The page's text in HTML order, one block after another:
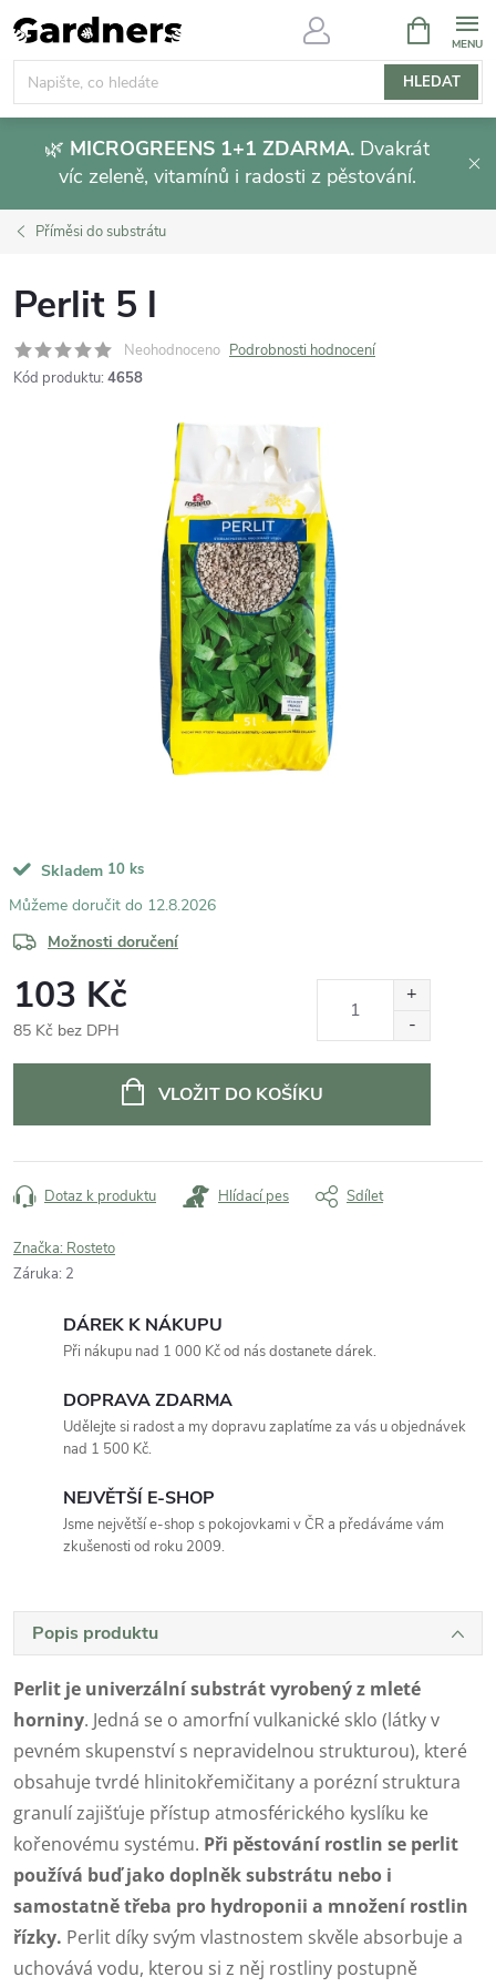
Přejít
na
obsah
HLEDAT
NÁKUPNÍ
KOŠÍK
🌿 MICROGREENS 1+1 ZDARMA. Dvakrát
víc zeleně, vitamínů i radosti z pěstování.
Příměsi do substrátu
Perlit 5 l
Neohodnoceno Podrobnosti hodnocení
Kód produktu: 4658
Skladem 10 ks
12.8.2026
Možnosti doručení
103 Kč
85 Kč bez DPH
VLOŽIT DO KOŠÍKU
Dotaz k produktu Hlídací pes Sdílet
Značka: Rosteto
Záruka: 2
DÁREK K NÁKUPU
Při nákupu nad 1 000 Kč od nás dostanete dárek.
DOPRAVA ZDARMA
Udělejte si radost a my dopravu zaplatíme za vás u objednávek
nad 1 500 Kč.
NEJVĚTŠÍ E-SHOP
Jsme největší e-shop s pokojovkami v ČR a předáváme vám
zkušenosti od roku 2009.
Popis produktu
Perlit je univerzální substrát vyrobený z mleté
horniny. Jedná se o amorfní vulkanické sklo (látky v
pevném skupenství s nepravidelnou strukturou), které
obsahuje tvrdé hlinitokřemičitany a porézní struktura
granulí zajišťuje přístup atmosférického kyslíku ke
kořenovému systému. Při pěstování rostlin se perlit
používá buď jako doplněk substrátu nebo i
samostatně třeba pro hydroponii a množení rostlin
řízky. Perlit díky svým vlastnostem skvěle absorbuje a
uchovává vodu, kterou si z něj rostliny postupně